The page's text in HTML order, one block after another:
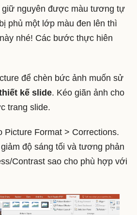
giữ nguyên được màu tương tự
phủ một lớp màu đen lên thì
nhé! Các bước thực hiên
để chèn bức ảnh muốn sử
kế slide. Kéo giãn ảnh cho
trang slide.
Picture Format > Corrections.
độ sáng tối và tương phản
Contrast sao cho phù hợp với